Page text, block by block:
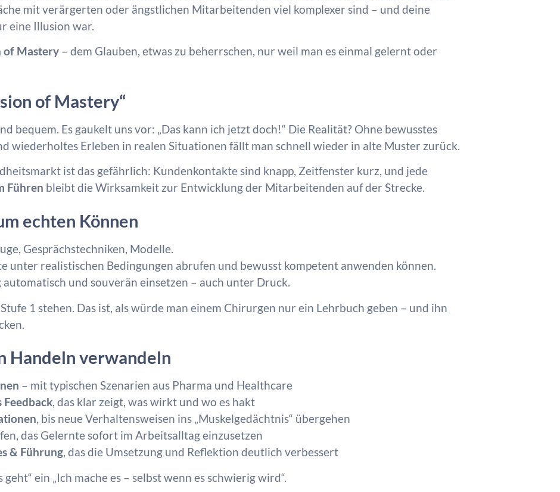
mit verärgerten oder ängstlichen Mitarbeitenden viel komplexer sind – und deine
eine Illusion war.
of Mastery – dem Glauben, etwas zu beherrschen, nur weil man es einmal gelernt oder
of Mastery“
bequem. Es gaukelt uns vor: „Das kann ich jetzt doch!“ Die Realität? Ohne bewusstes
wiederholtes Erleben in realen Situationen fällt man schnell wieder in alte Muster zurück.
ist das gefährlich: Kundenkontakte sind knapp, Zeitfenster kurz, und jede
Führen bleibt die Wirksamkeit zur Entwicklung der Mitarbeitenden auf der Strecke.
echten Können
Gesprächstechniken, Modelle.
unter realistischen Bedingungen abrufen und bewusst kompetent anwenden können.
automatisch und souverän einsetzen – auch unter Druck.
1 stehen. Das ist, als würde man einem Chirurgen nur ein Lehrbuch geben – und ihn
Handeln verwandeln
– mit typischen Szenarien aus Pharma und Healthcare
, das klar zeigt, was wirkt und wo es hakt
, bis neue Verhaltensweisen ins „Muskelgedächtnis“ übergehen
das Gelernte sofort im Arbeitsalltag einzusetzen
& Führung, das die Umsetzung und Reflektion deutlich verbessert
geht“ ein „Ich mache es – selbst wenn es schwierig wird“.